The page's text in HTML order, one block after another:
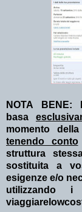
NOTA
basa
momento
tenendo conto
struttura
sostituita a
esigenze e/o
utilizzando i